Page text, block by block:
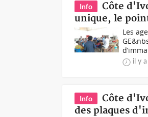
Info
Côte
unique, le
Les
il y
Info
Côte
des plaques